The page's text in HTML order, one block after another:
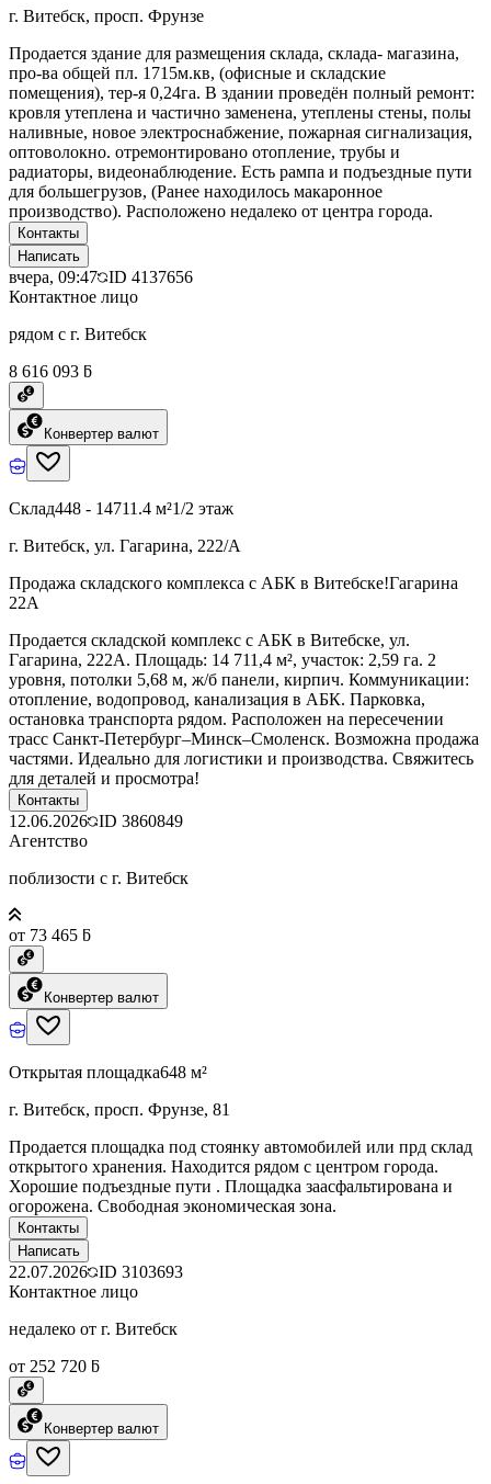
г. Витебск, просп. Фрунзе
Продается здание для размещения склада, склада- магазина,
про-ва общей пл. 1715м.кв, (офисные и складские
помещения), тер-я 0,24га. В здании проведён полный ремонт:
кровля утеплена и частично заменена, утеплены стены, полы
наливные, новое электроснабжение, пожарная сигнализация,
оптоволокно. отремонтировано отопление, трубы и
радиаторы, видеонаблюдение. Есть рампа и подъездные пути
для большегрузов, (Ранее находилось макаронное
производство). Расположено недалеко от центра города.
Контакты
Написать
вчера, 09:47 ID 4137656
Контактное лицо
рядом с г. Витебск
8 616 093 ƃ
Конвертер валют
Склад448 - 14711.4 м²1/2 этаж
г. Витебск, ул. Гагарина, 222/А
Продажа складского комплекса с АБК в Витебске!Гагарина
22А
Продается складской комплекс с АБК в Витебске, ул.
Гагарина, 222А. Площадь: 14 711,4 м², участок: 2,59 га. 2
уровня, потолки 5,68 м, ж/б панели, кирпич. Коммуникации:
отопление, водопровод, канализация в АБК. Парковка,
остановка транспорта рядом. Расположен на пересечении
трасс Санкт-Петербург–Минск–Смоленск. Возможна продажа
частями. Идеально для логистики и производства. Свяжитесь
для деталей и просмотра!
Контакты
12.06.2026 ID 3860849
Агентство
поблизости с г. Витебск
от 73 465 ƃ
Конвертер валют
Открытая площадка648 м²
г. Витебск, просп. Фрунзе, 81
Продается площадка под стоянку автомобилей или прд склад
открытого хранения. Находится рядом с центром города.
Хорошие подъездные пути . Площадка заасфальтирована и
огорожена. Свободная экономическая зона.
Контакты
Написать
22.07.2026 ID 3103693
Контактное лицо
недалеко от г. Витебск
от 252 720 ƃ
Конвертер валют